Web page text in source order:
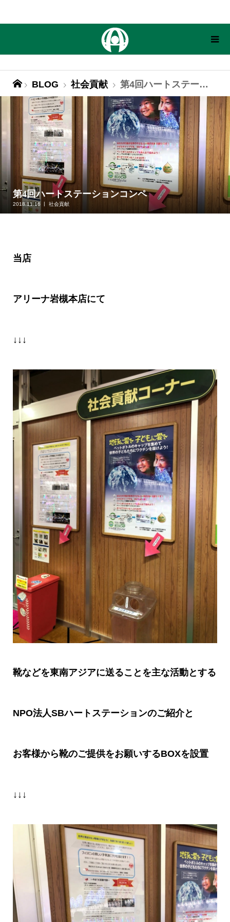
BLOG 社会貢献 第4回ハートステーションコンペ
第4回ハートステーションコンペ
2018.11.16 社会貢献
当店
アリーナ岩槻本店にて
↓↓↓
靴などを東南アジアに送ることを主な活動とする
NPO法人SBハートステーションのご紹介と
お客様から靴のご提供をお願いするBOXを設置
↓↓↓